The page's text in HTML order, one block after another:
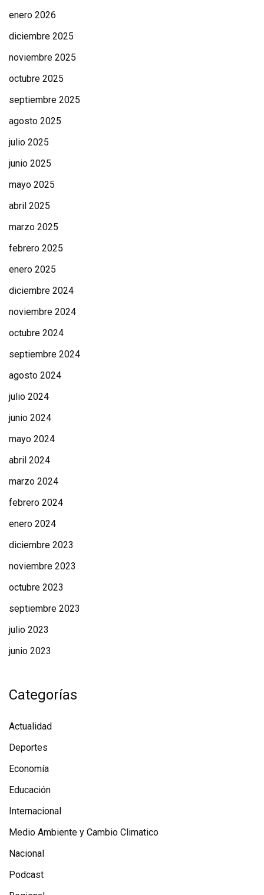
enero 2026
diciembre 2025
noviembre 2025
octubre 2025
septiembre 2025
agosto 2025
julio 2025
junio 2025
mayo 2025
abril 2025
marzo 2025
febrero 2025
enero 2025
diciembre 2024
noviembre 2024
octubre 2024
septiembre 2024
agosto 2024
julio 2024
junio 2024
mayo 2024
abril 2024
marzo 2024
febrero 2024
enero 2024
diciembre 2023
noviembre 2023
octubre 2023
septiembre 2023
julio 2023
junio 2023
Categorías
Actualidad
Deportes
Economía
Educación
Internacional
Medio Ambiente y Cambio Climatico
Nacional
Podcast